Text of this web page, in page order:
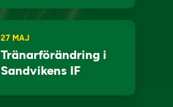
27 MAJ
Tränarförändring i
Sandvikens IF